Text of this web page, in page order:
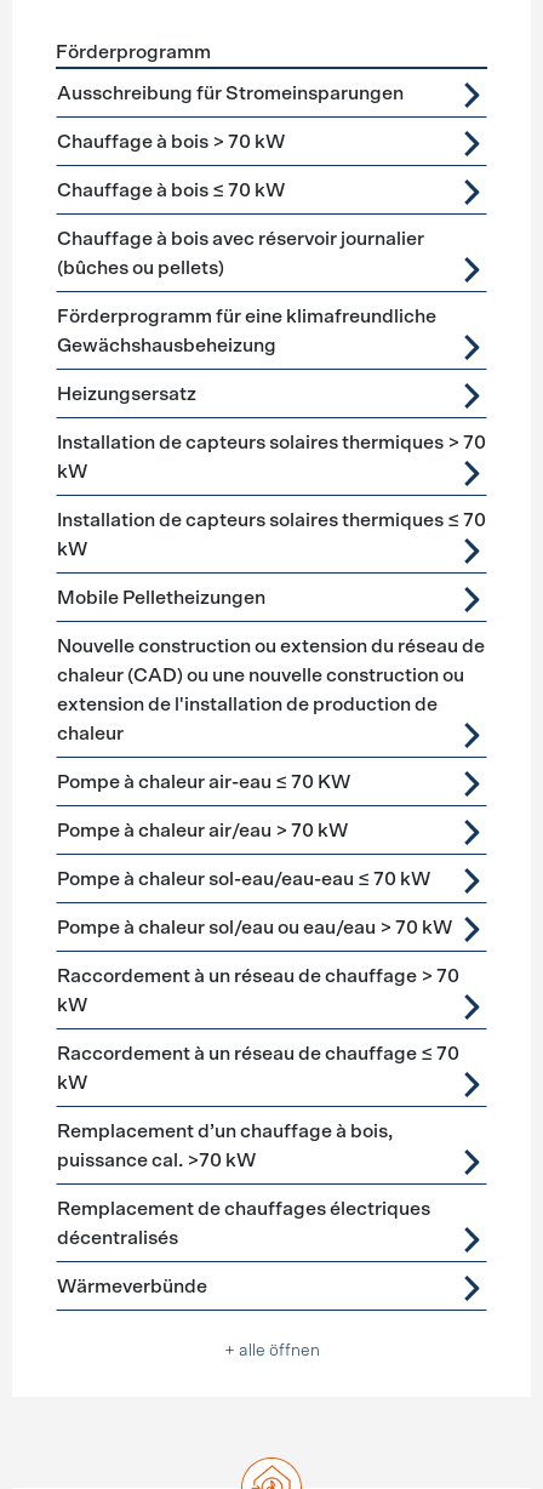
Förderprogramme Wärmeerzeugung
Förderprogramm
Ausschreibung für Stromeinsparungen
Chauffage à bois > 70 kW
Chauffage à bois ≤ 70 kW
Chauffage à bois avec réservoir journalier
(bûches ou pellets)
Förderprogramm für eine klimafreundliche
Gewächshausbeheizung
Heizungsersatz
Installation de capteurs solaires thermiques > 70
kW
Installation de capteurs solaires thermiques ≤ 70
kW
Mobile Pelletheizungen
Nouvelle construction ou extension du réseau de
chaleur (CAD) ou une nouvelle construction ou
extension de l'installation de production de
chaleur
Pompe à chaleur air-eau ≤ 70 KW
Pompe à chaleur air/eau > 70 kW
Pompe à chaleur sol-eau/eau-eau ≤ 70 kW
Pompe à chaleur sol/eau ou eau/eau > 70 kW
Raccordement à un réseau de chauffage > 70
kW
Raccordement à un réseau de chauffage ≤ 70
kW
Remplacement d’un chauffage à bois,
puissance cal. >70 kW
Remplacement de chauffages électriques
décentralisés
Wärmeverbünde
+ alle öffnen